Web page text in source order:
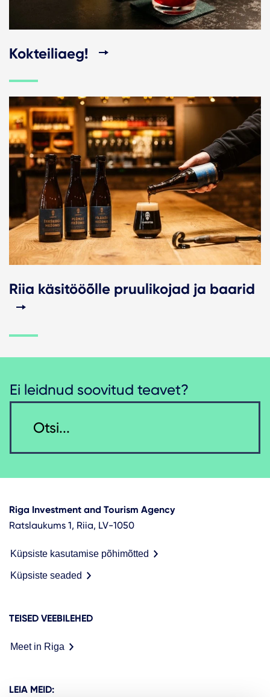
Kokteiliaeg!
Riia käsitööõlle pruulikojad ja baarid
Ei leidnud soovitud teavet?
Riga Investment and Tourism Agency
Ratslaukums 1, Riia, LV-1050
Küpsiste kasutamise põhimõtted
Küpsiste seaded
TEISED VEEBILEHED
Meet in Riga
LEIA MEID: